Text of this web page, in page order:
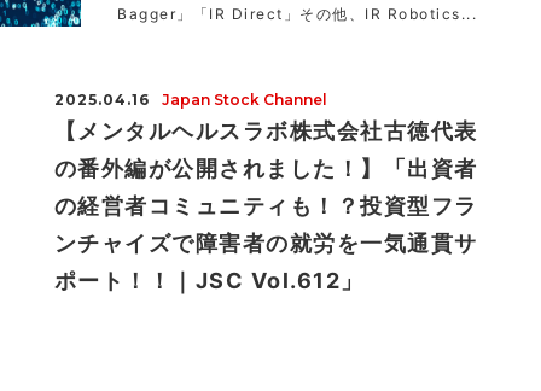
Bagger」「IR Direct」その他、IR Robotics...
2025.04.16 Japan Stock Channel
【メンタルヘルスラボ株式会社古徳代表
の番外編が公開されました！】「出資者
の経営者コミュニティも！？投資型フラ
ンチャイズで障害者の就労を一気通貫サ
ポート！！｜JSC Vol.612」